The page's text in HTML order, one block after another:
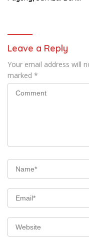
Leave a Reply
Your email address will
marked *